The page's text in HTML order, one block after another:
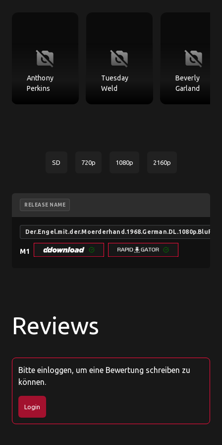
no_photography
Anthony
Perkins
no_photography
Tuesday
Weld
no_photography
Beverly
Garland
SD 720p 1080p 2160p
RELEASE NAME
M1
Reviews
Bitte einloggen, um eine Bewertung schreiben zu
können.
Login